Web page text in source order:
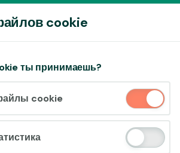
файлы cookie?
используются 3 различных типа
основные, отслеживающие и
маркетинговые.
cookie
ты принимаешь?
cookie